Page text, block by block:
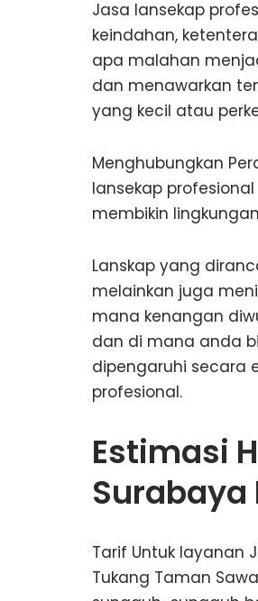
Jasa lansekap
keindahan,
apa malahan
dan menawarkan
yang kecil atau
Menghubungkan
lansekap
membikin
Lanskap yang
melainkan juga
mana kenangan
dan di mana anda
dipengaruhi secara
profesional.
Estimasi
Surabaya
Tarif Untuk layanan
Tukang Taman